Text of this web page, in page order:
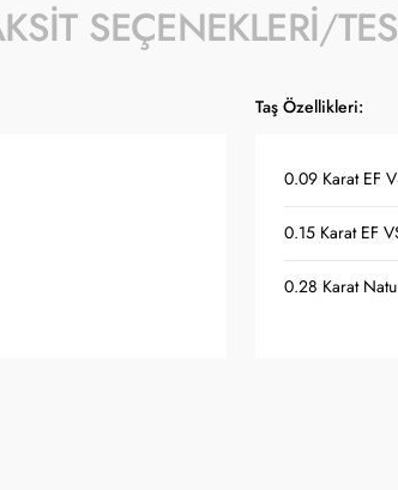
SEÇENEKLERI
Taş Özellikleri:
0.09 Karat EF
0.15 Karat EF
0.28 Karat